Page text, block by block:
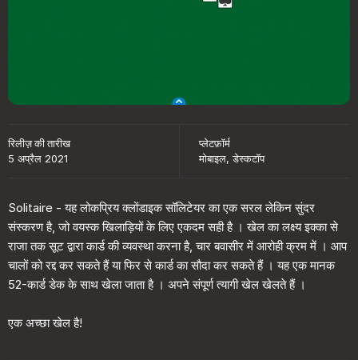
रिलीज़ की तारीख
5 अप्रैल 2021
प्लेटफ़ॉर्म
मोबाइल, डेस्कटॉप
Solitaire - यह लोकप्रिय क्लोंडाइक सॉलिटेयर का एक सरल लेकिन सुंदर
संस्करण है, जो वयस्क खिलाड़ियों के लिए एकदम सही है । खेल का लक्ष्य इक्का से
राजा तक सूट द्वारा कार्ड की व्यवस्था करना है, चार बवासीर में आरोही क्रम में । आप
चालों को रद्द कर सकते हैं या फिर से कार्ड का सौदा कर सकते हैं । यह एक मानक
52-कार्ड डेक के साथ खेला जाता है । अपने संपूर्ण त्यागी खेल खेलते हैं ।
एक अच्छा खेल है!